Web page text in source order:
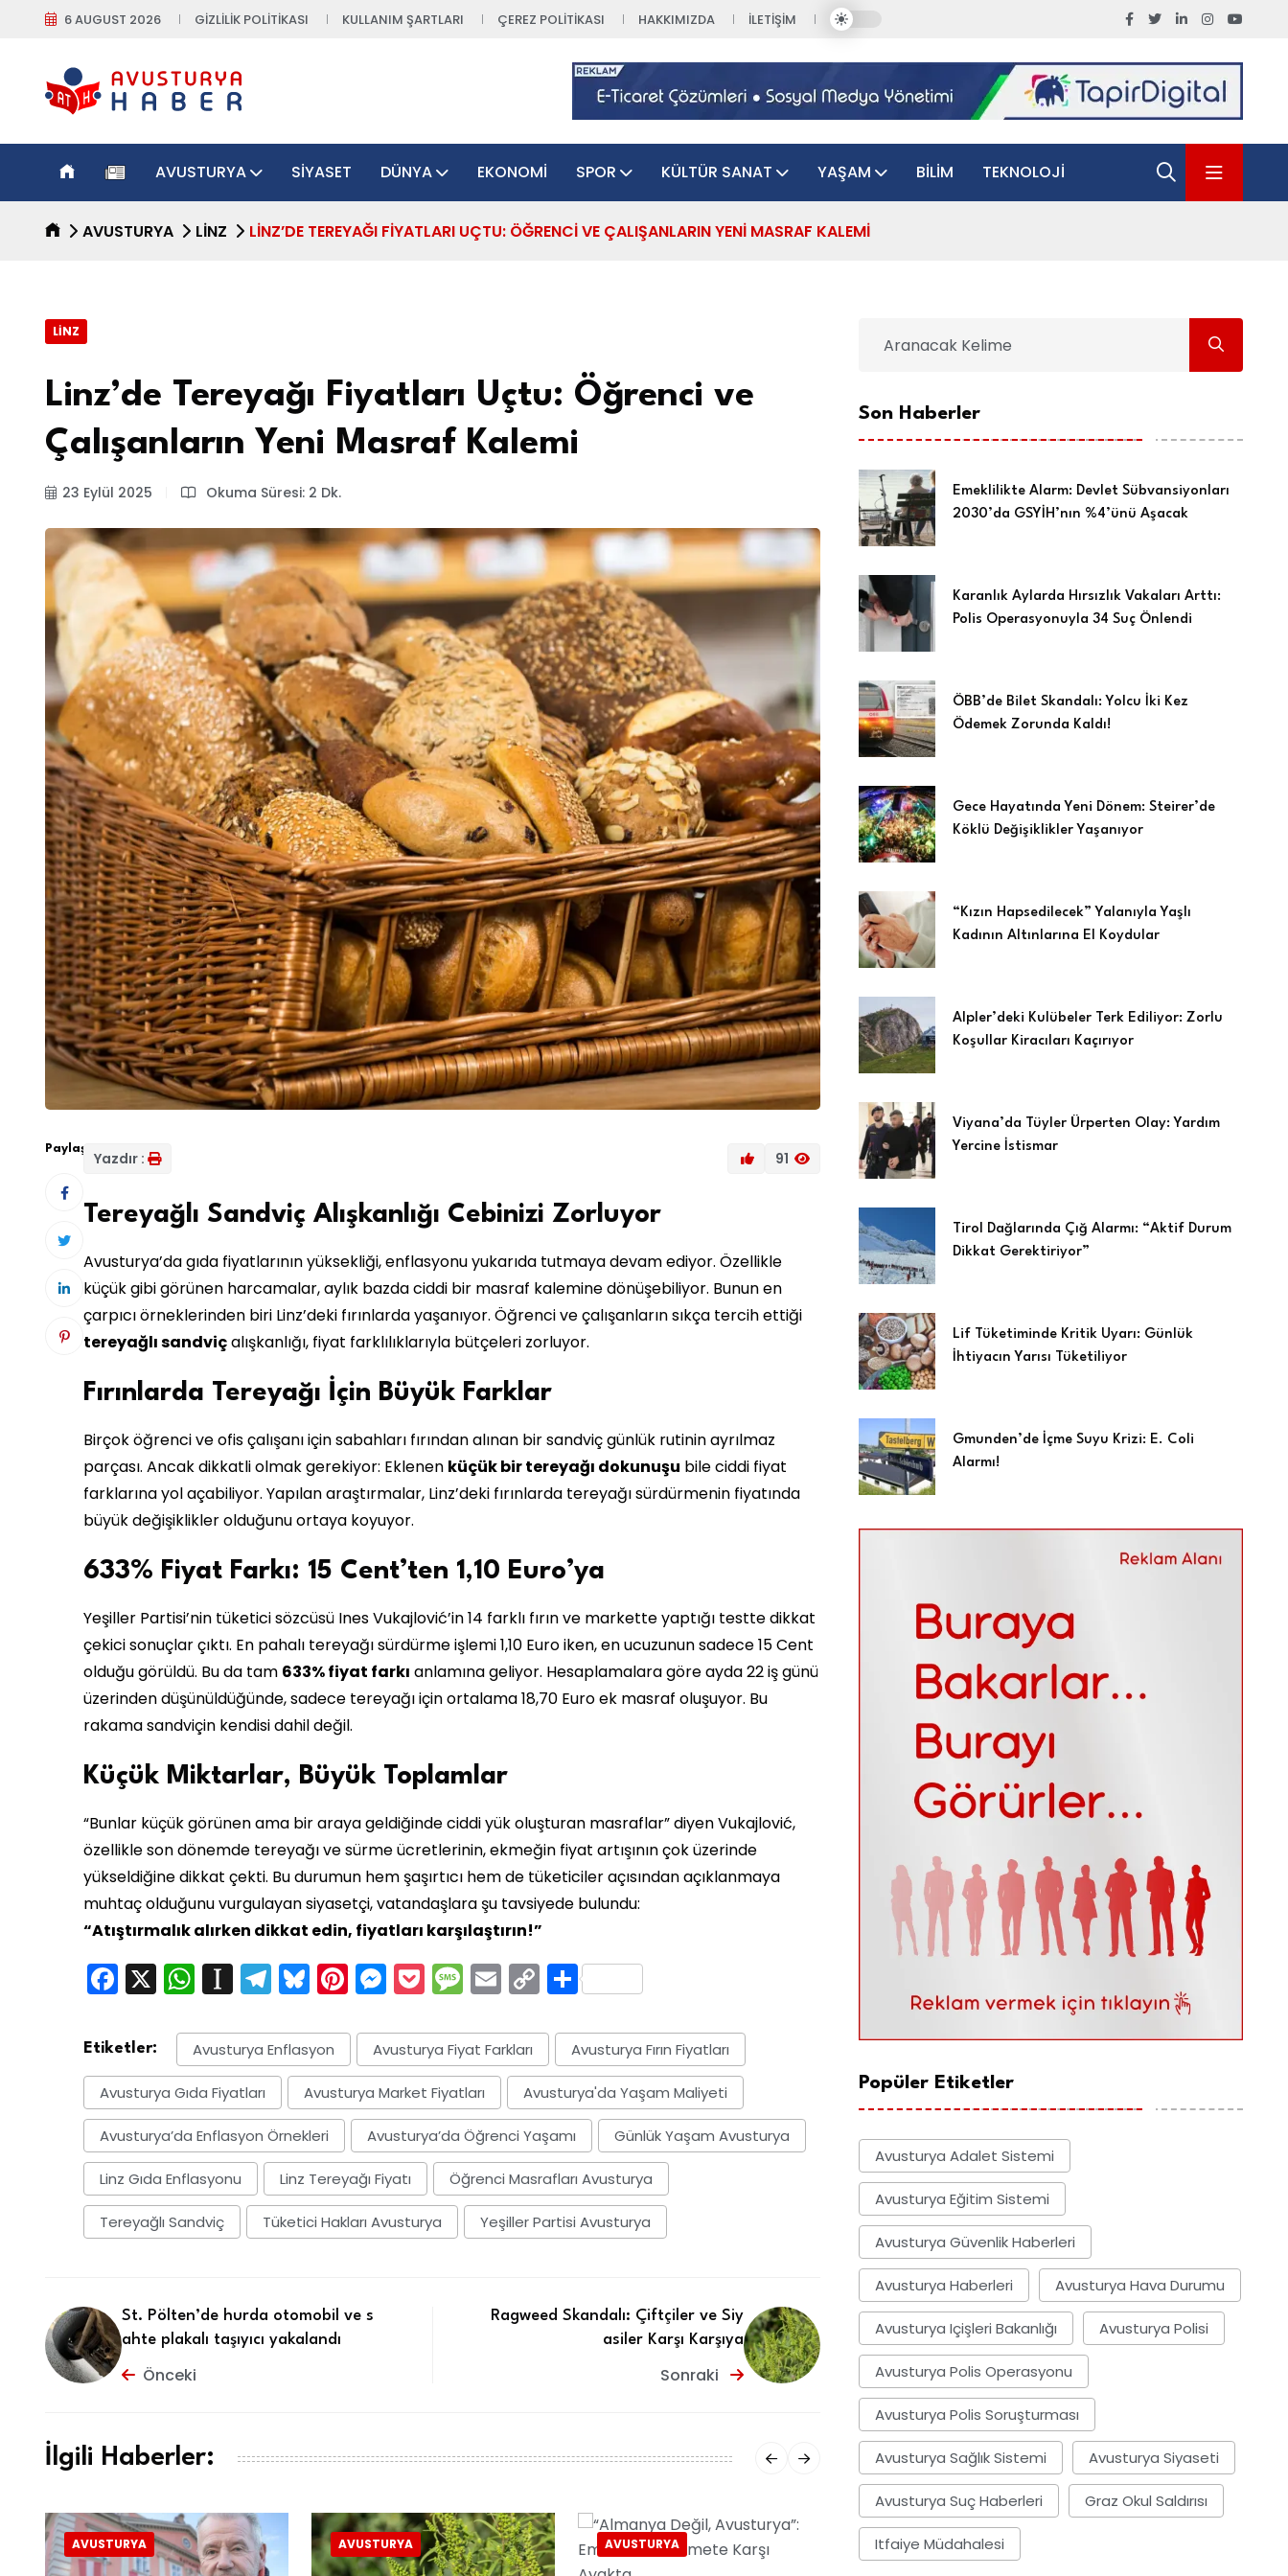
6 AUGUST 2026 GIZLILIK POLITIKASI KULLANIM ŞARTLARI ÇEREZ POLITIKASI HAKKIMIZDA İLETIŞIM
AVUSTURYA SIYASET DÜNYA EKONOMI SPOR KÜLTÜR SANAT YAŞAM BILIM TEKNOLOJI
AVUSTURYA LINZ LINZ’DE TEREYAĞI FIYATLARI UÇTU: ÖĞRENCI VE ÇALIŞANLARIN YENI MASRAF KALEMI
LINZ
Linz’de Tereyağı Fiyatları Uçtu: Öğrenci ve
Çalışanların Yeni Masraf Kalemi
23 Eylül 2025 Okuma Süresi: 2 Dk.
Paylaş:
Yazdır : 91
Tereyağlı Sandviç Alışkanlığı Cebinizi Zorluyor
Avusturya’da gıda fiyatlarının yüksekliği, enflasyonu yukarıda tutmaya devam ediyor. Özellikle
küçük gibi görünen harcamalar, aylık bazda ciddi bir masraf kalemine dönüşebiliyor. Bunun en
çarpıcı örneklerinden biri Linz’deki fırınlarda yaşanıyor. Öğrenci ve çalışanların sıkça tercih ettiği
tereyağlı sandviçalışkanlığı, fiyat farklılıklarıyla bütçeleri zorluyor.
Fırınlarda Tereyağı İçin Büyük Farklar
Birçok öğrenci ve ofis çalışanı için sabahları fırından alınan bir sandviç günlük rutinin ayrılmaz
parçası. Ancak dikkatli olmak gerekiyor: Eklenen küçük bir tereyağı dokunuşu bile ciddi fiyat
farklarına yol açabiliyor. Yapılan araştırmalar, Linz’deki fırınlarda tereyağı sürdürmenin fiyatında
büyük değişiklikler olduğunu ortaya koyuyor.
633% Fiyat Farkı: 15 Cent’ten 1,10 Euro’ya
Yeşiller Partisi’nin tüketici sözcüsü Ines Vukajlović’in 14 farklı fırın ve markette yaptığı testte dikkat
çekici sonuçlar çıktı. En pahalı tereyağı sürdürme işlemi 1,10 Euro iken, en ucuzunun sadece 15 Cent
olduğu görüldü. Bu da tam 633% fiyat farkı anlamına geliyor. Hesaplamalara göre ayda 22 iş günü
üzerinden düşünüldüğünde, sadece tereyağı için ortalama 18,70 Euro ek masraf oluşuyor. Bu
rakama sandviçin kendisi dahil değil.
Küçük Miktarlar, Büyük Toplamlar
“Bunlar küçük görünen ama bir araya geldiğinde ciddi yük oluşturan masraflar” diyen Vukajlović,
özellikle son dönemde tereyağı ve sürme ücretlerinin, ekmeğin fiyat artışının çok üzerinde
yükseldiğine dikkat çekti. Bu durumun hem şaşırtıcı hem de tüketiciler açısından açıklanmaya
muhtaç olduğunu vurgulayan siyasetçi, vatandaşlara şu tavsiyede bulundu:
“Atıştırmalık alırken dikkat edin, fiyatları karşılaştırın!”
Facebook
X WhatsApp
Instapaper
Telegram
Bluesky
Pinterest
Messenger
Pocket
Message
EmailCopy
Share
Etiketler: Avusturya Enflasyon Avusturya Fiyat Farkları Avusturya Fırın Fiyatları
Avusturya Gıda Fiyatları Avusturya Market Fiyatları Avusturya'da Yaşam Maliyeti
Avusturya’da Enflasyon Örnekleri Avusturya’da Öğrenci Yaşamı Günlük Yaşam Avusturya
Linz Gıda Enflasyonu Linz Tereyağı Fiyatı Öğrenci Masrafları Avusturya
Tereyağlı Sandviç Tüketici Hakları Avusturya Yeşiller Partisi Avusturya
St. Pölten’de hurda otomobil ve s
ahte plakalı taşıyıcı yakalandı
Önceki
Ragweed Skandalı: Çiftçiler ve Siy
asiler Karşı Karşıya
Sonraki
İlgili Haberler:
AVUSTURYA AVUSTURYA AVUSTURYA VIYANA
Son Haberler
Emeklilikte Alarm: Devlet Sübvansiyonları
2030’da GSYİH’nın %4’ünü Aşacak
Karanlık Aylarda Hırsızlık Vakaları Arttı:
Polis Operasyonuyla 34 Suç Önlendi
ÖBB’de Bilet Skandalı: Yolcu İki Kez
Ödemek Zorunda Kaldı!
Gece Hayatında Yeni Dönem: Steirer’de
Köklü Değişiklikler Yaşanıyor
“Kızın Hapsedilecek” Yalanıyla Yaşlı
Kadının Altınlarına El Koydular
Alpler’deki Kulübeler Terk Ediliyor: Zorlu
Koşullar Kiracıları Kaçırıyor
Viyana’da Tüyler Ürperten Olay: Yardım
Yercine İstismar
Tirol Dağlarında Çığ Alarmı: “Aktif Durum
Dikkat Gerektiriyor”
Lif Tüketiminde Kritik Uyarı: Günlük
İhtiyacın Yarısı Tüketiliyor
Gmunden’de İçme Suyu Krizi: E. Coli
Alarmı!
Popüler Etiketler
Avusturya Adalet Sistemi
Avusturya Eğitim Sistemi
Avusturya Güvenlik Haberleri
Avusturya Haberleri Avusturya Hava Durumu
Avusturya Içişleri Bakanlığı Avusturya Polisi
Avusturya Polis Operasyonu
Avusturya Polis Soruşturması
Avusturya Sağlık Sistemi Avusturya Siyaseti
Avusturya Suç Haberleri Graz Okul Saldırısı
Itfaiye Müdahalesi